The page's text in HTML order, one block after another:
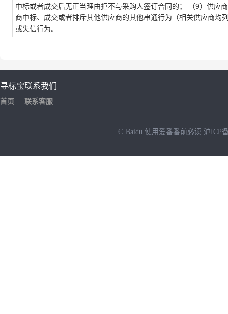
中标或者成交后无正当理由拒不与采购人签订合同的； （9）供应
商中标、成交或者排斥其他供应商的其他串通行为（相关供应商
或失信行为。
寻标宝
首页
联系我们
联系客服
© Baidu 使用爱番番前必读 沪ICP